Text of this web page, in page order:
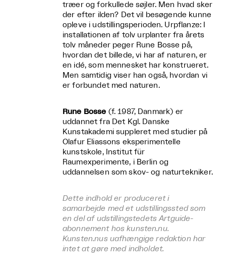
træer og forkullede søjler. Men hvad sker
der efter ilden? Det vil besøgende kunne
opleve i udstillingsperioden. Urpflanze: I
installationen af tolv urplanter fra årets
tolv måneder peger Rune Bosse på,
hvordan det billede, vi har af naturen, er
en idé, som mennesket har konstrueret.
Men samtidig viser han også, hvordan vi
er forbundet med naturen.
Rune Bosse (f. 1987, Danmark) er
uddannet fra Det Kgl. Danske
Kunstakademi suppleret med studier på
Olafur Eliassons eksperimentelle
kunstskole, Institut für
Raumexperimente, i Berlin og
uddannelsen som skov- og naturtekniker.
Dette indhold er produceret i
samarbejde med et udstillingssted som
en del af udstillingstedets Artguide-
abonnement hos kunsten.nu.
Kunsten.nus uafhængige redaktion har
intet at gøre med indholdet.